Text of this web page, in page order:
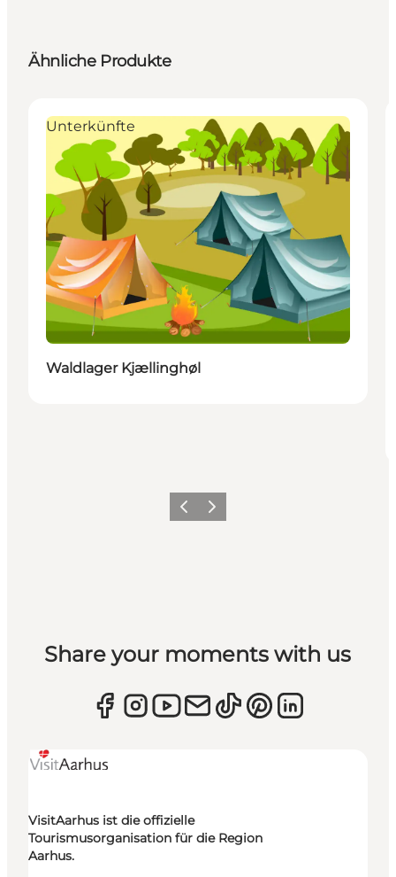
Ähnliche Produkte
Unterkünfte
Waldlager Kjællinghøl
ZurückWeiter
Share your moments with us
VisitAarhus ist die offizielle
Tourismusorganisation für die Region
Aarhus.